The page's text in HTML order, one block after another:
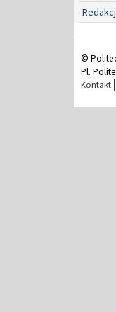
©
Pl.
Kontakt